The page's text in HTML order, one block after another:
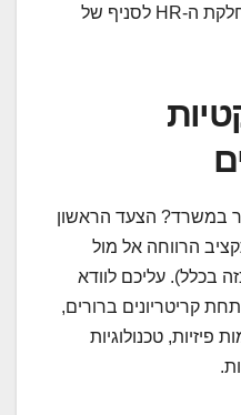
מוסדרת, מבלי להפוך את מחלקת ה-HR לסניף של
במשרד? הצעד הראשון
הרווחה אל מול
בכלל). עליכם לוודא
קריטריונים ברורים,
פיזיות, טכנולוגיות